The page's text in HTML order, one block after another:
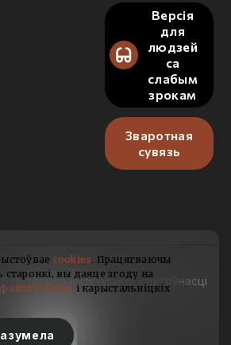
Версія
для
людзей
са
слабым
зрокам
Зваротная
сувязь
гісторыка-культурныя каштоўнасці
Беларусі
cookies. Працягваючы
старонкі, вы даяце згоду на
cookie і карыстальніцкіх